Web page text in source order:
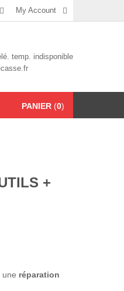
My Account
temp. indisponible
PANIER (0)
+
une réparation